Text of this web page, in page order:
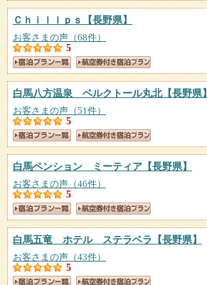
Ｃｈｉｌｌｐｓ 【長野県】
お客さまの声（68件）
5
白馬八方温泉 ベルクトール丸北【長野県】
お客さまの声（51件）
5
白馬ペンション ミーティア 【長野県】
お客さまの声（46件）
5
白馬五竜 ホテル ステラベラ 【長野県】
お客さまの声（43件）
5